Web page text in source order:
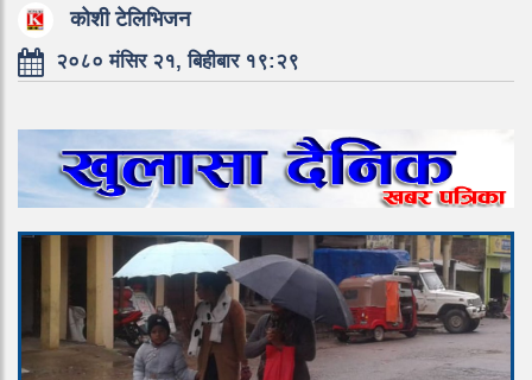
कोशी टेलिभिजन
२०८० मंसिर २१, बिहीबार १९:२९